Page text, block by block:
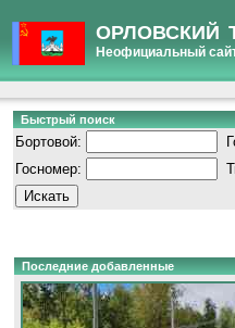
ОРЛОВСКИЙ
Неофициальный
Быстрый поиск
Бортовой:
Госномер:
Последние добавленные